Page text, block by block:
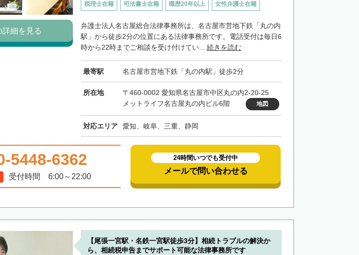
税理士在籍 司法書士在籍 職歴20年以上 女性弁護士在籍
弁護士法人名古屋総合法律事務所は、名古屋市営地下鉄「丸の内
駅」から徒歩2分の位置にある法律事務所です。電話受付は毎日6
時から22時までご相談を受け付けてい... 続きを読む
最寄駅 名古屋市営地下鉄「丸の内駅」徒歩2分
所在地
〒460-0002 愛知県名古屋市中区丸の内2-20-25
メットライフ名古屋丸の内ビル6階
地図
対応エリア 愛知、岐阜、三重、静岡
詳細を見る
5448-6362
受付時間 6:00～22:00
24時間いつでも受付中
メールで問い合わせる
【尾張一宮駅・名鉄一宮駅徒歩3分】相続トラブルの解決か
ら、相続税申告までサポート可能な法律事務所です